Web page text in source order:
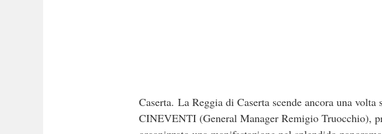
Caserta. La Reggia di Caserta scende ancora una
CINEVENTI (General Manager Remigio Truocchio),